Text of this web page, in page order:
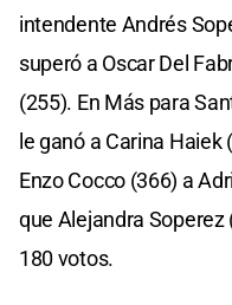
intendente Andrés
superó a Oscar Del
(255). En Más para
le ganó a Carina
Enzo Cocco (366) a
que Alejandra
180 votos.